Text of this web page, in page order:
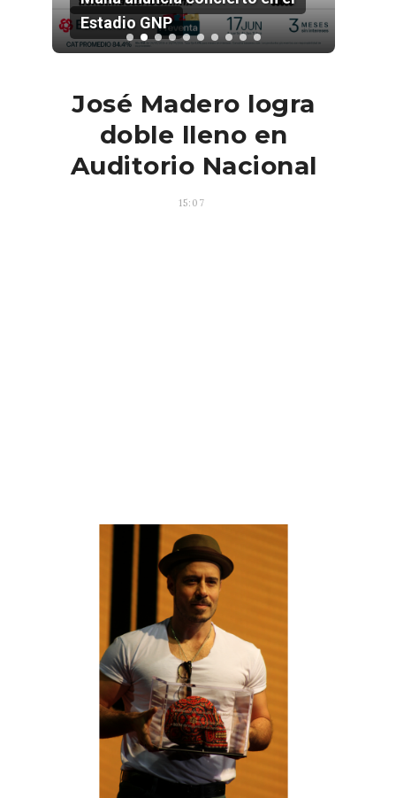
Estadio GNP
José Madero logra
doble lleno en
Auditorio Nacional
15:07